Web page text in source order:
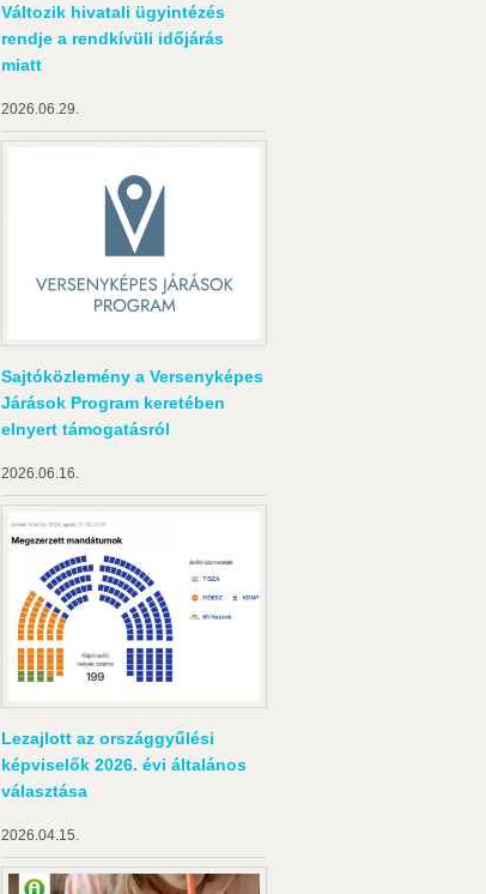
Változik hivatali ügyintézés
rendje a rendkívüli időjárás
miatt
2026.06.29.
Sajtóközlemény a Versenyképes
Járások Program keretében
elnyert támogatásról
2026.06.16.
Lezajlott az országgyűlési
képviselők 2026. évi általános
választása
2026.04.15.